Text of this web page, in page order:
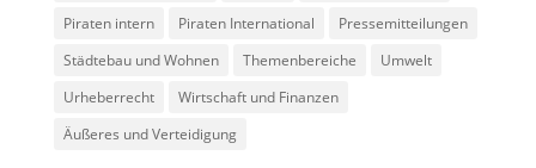
Piraten intern
Piraten International
Pressemitteilungen
Städtebau und Wohnen
Themenbereiche
Umwelt
Urheberrecht
Wirtschaft und Finanzen
Äußeres und Verteidigung